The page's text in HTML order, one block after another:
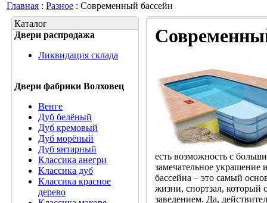
Главная : Разное : Современный бассейн
Каталог
Двери распродажа
Ликвидация склада
Двери фабрики Волховец
Венге
Дуб белёный
Дуб кремовый
Дуб морёный
Дуб янтарный
Классика анегри
Классика дуб
Классика красное
дерево
есть возможность с
замечательное украшение
бассейна – это самый
жизни, спортзал, который
заведением. Да,